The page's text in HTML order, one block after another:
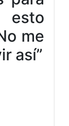
esto
me
así”